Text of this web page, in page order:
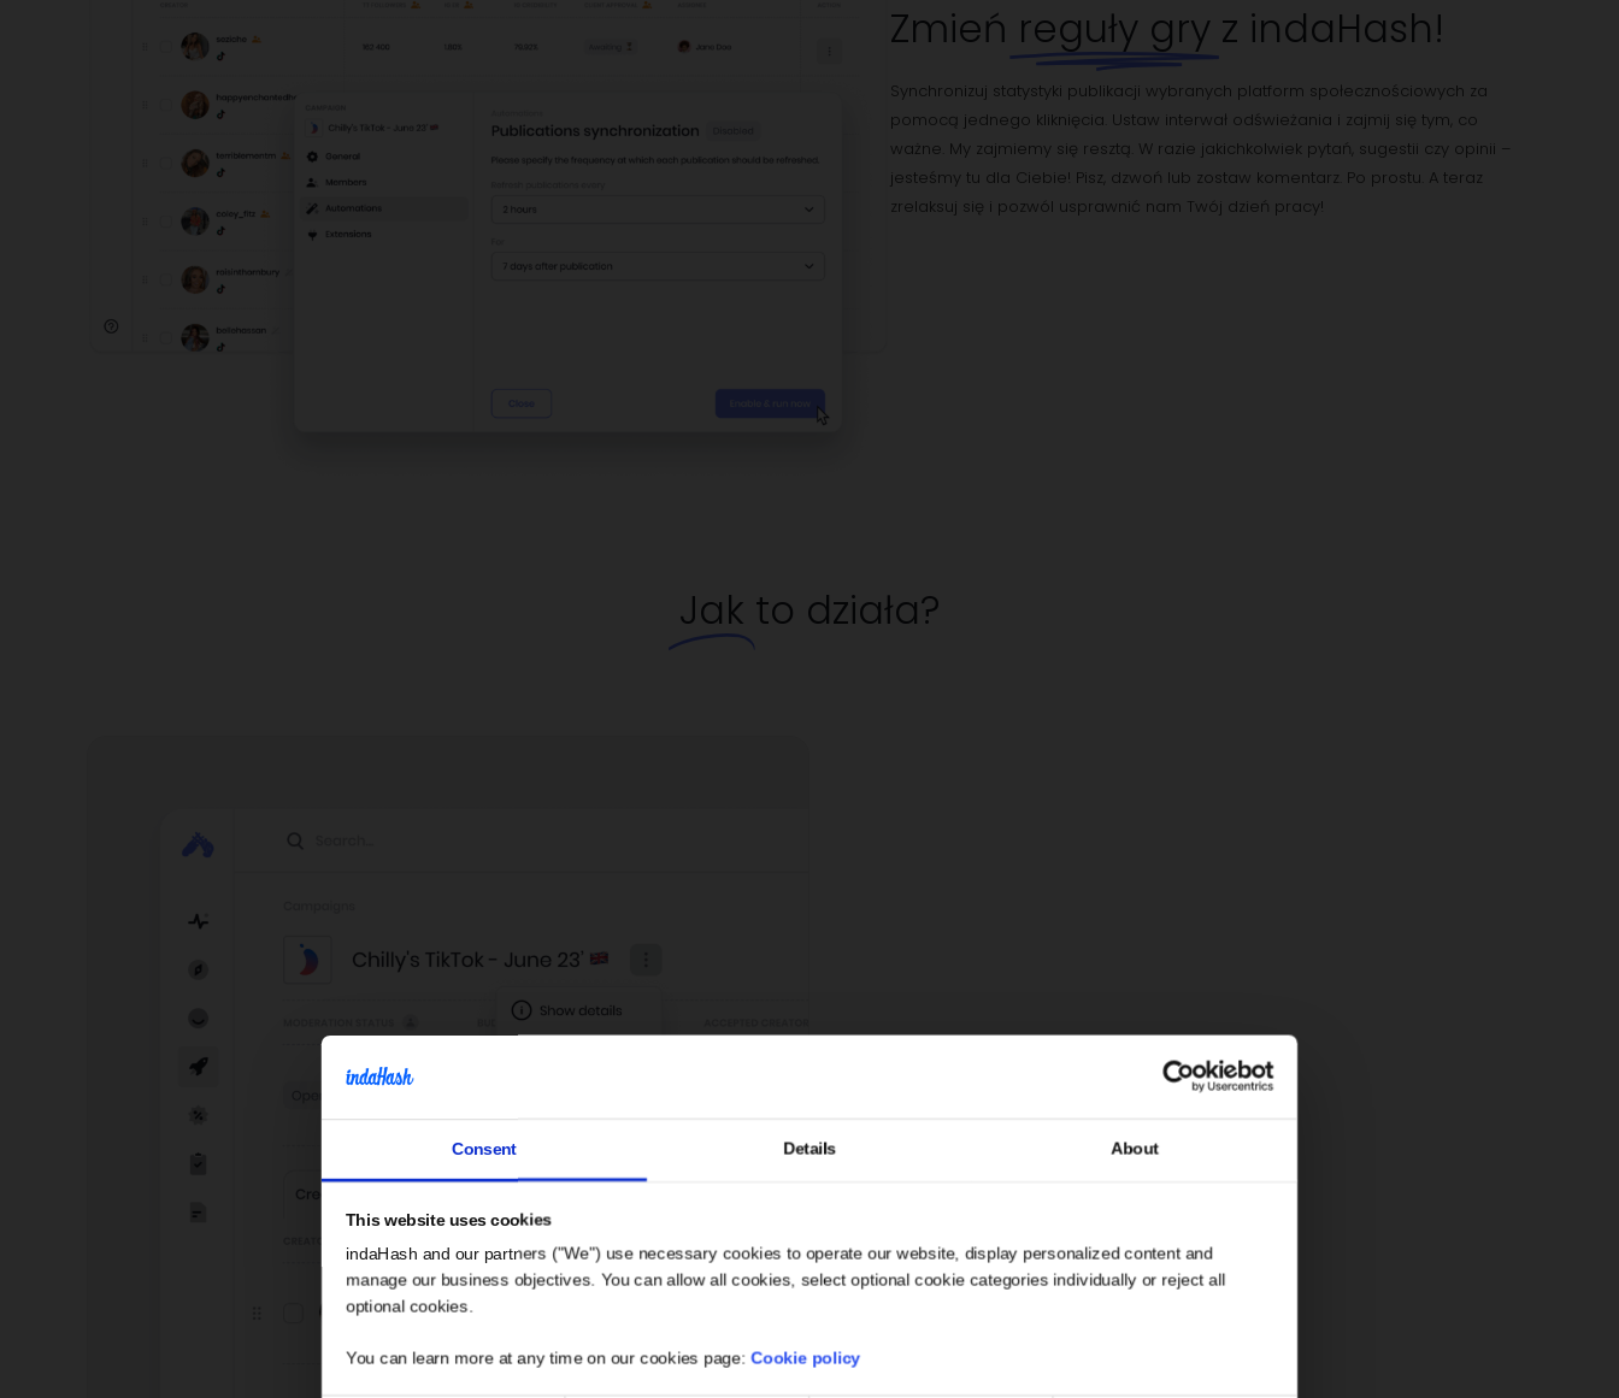
Consent Details About
This website uses cookies
indaHash and our partners ("We") use necessary cookies to operate our website, display personalized content and
manage our business objectives. You can allow all cookies, select optional cookie categories individually or reject all
optional cookies.
You can learn more at any time on our cookies page: Cookie policy
Zmień reguły gryz indaHash!
Synchronizuj statystyki publikacji wybranych platform społecznościowych za
pomocą jednego kliknięcia. Ustaw interwał odświeżania i zajmij się tym, co
ważne. My zajmiemy się resztą. W razie jakichkolwiek pytań, sugestii czy opinii –
jesteśmy tu dla Ciebie! Pisz, dzwoń lub zostaw komentarz. Po prostu. A teraz
zrelaksuj się i pozwól usprawnić nam Twój dzień pracy!
Jak to działa?
Unikaj nierzetelnych
Wiarygodności od
indaHash!
Oceń autentyczność obserwujących w